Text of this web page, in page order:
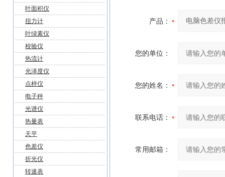
叶面积仪
扭力计
叶绿素仪
校验仪
热流计
光泽度仪
点样仪
电子秤
光谱仪
热量表
天平
色差仪
折光仪
转速表
产品：
您的单位：
您的姓名：
联系电话：
常用邮箱：